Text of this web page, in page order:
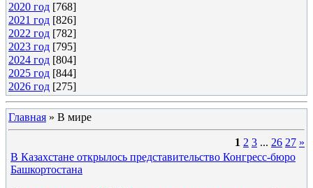
2020 год [768]
2021 год [826]
2022 год [782]
2023 год [795]
2024 год [804]
2025 год [844]
2026 год [275]
Главная » В мире
1 2 3 ... 26 27 »
В Казахстане открылось представительство Конгресс-бюро
Башкортостана